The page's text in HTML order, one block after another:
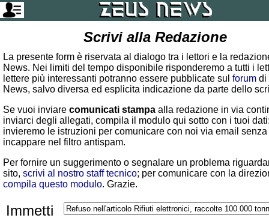
Scrivi alla Redazione
La presente form è riservata al dialogo tra i lettori e la
News. Nei limiti del tempo disponibile risponderemo a tutti i
lettere più interessanti potranno essere pubblicate sul forum di
News, salvo diversa ed esplicita indicazione da parte dello
Se vuoi inviare comunicati stampa alla redazione in via
inviarci degli allegati, compila il modulo qui sotto con i tuoi
invieremo le istruzioni per comunicare con noi via email senza
incappare nel filtro antispam.
Per fornire un suggerimento o segnalare un problema
sito, scrivi al nostro staff tecnico; per comunicare con la
compila questo modulo. Grazie.
Immetti